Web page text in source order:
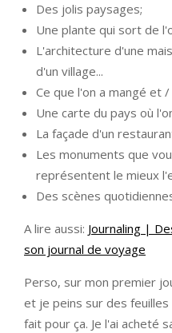
Des jolis paysages;
Une plante qui sort de
L'architecture d'une
d'un village...
Ce que l'on a mangé et /
Une carte du pays où
La façade d'un
Les monuments que
représentent le mieux
Des scènes
A lire aussi: Journaling |
son journal de voyage
Perso, sur mon premier
et je peins sur des
fait pour ça. Je l'ai acheté